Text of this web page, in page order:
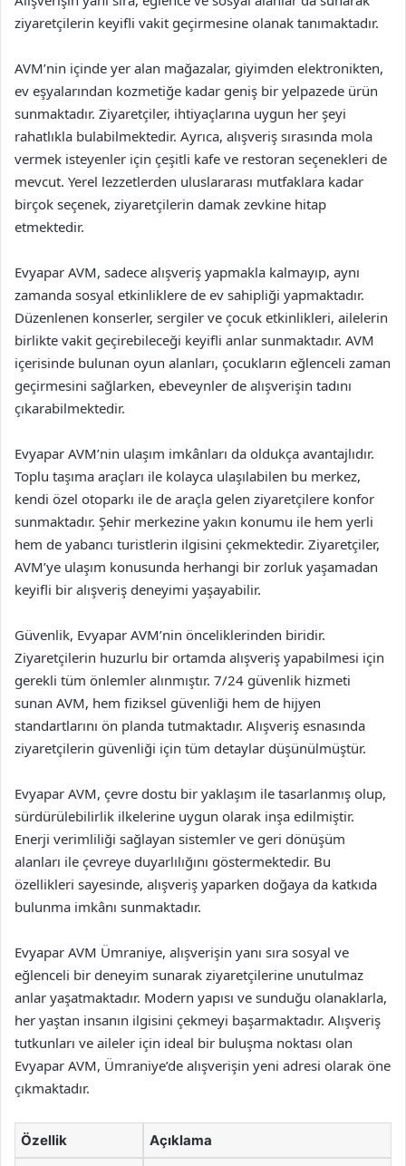
ziyaretçilerin keyifli vakit geçirmesine olanak tanımaktadır.
AVM’nin içinde yer alan mağazalar, giyimden elektronikten,
ev eşyalarından kozmetiğe kadar geniş bir yelpazede ürün
sunmaktadır. Ziyaretçiler, ihtiyaçlarına uygun her şeyi
rahatlıkla bulabilmektedir. Ayrıca, alışveriş sırasında mola
vermek isteyenler için çeşitli kafe ve restoran seçenekleri de
mevcut. Yerel lezzetlerden uluslararası mutfaklara kadar
birçok seçenek, ziyaretçilerin damak zevkine hitap
etmektedir.
Evyapar AVM, sadece alışveriş yapmakla kalmayıp, aynı
zamanda sosyal etkinliklere de ev sahipliği yapmaktadır.
Düzenlenen konserler, sergiler ve çocuk etkinlikleri, ailelerin
birlikte vakit geçirebileceği keyifli anlar sunmaktadır. AVM
içerisinde bulunan oyun alanları, çocukların eğlenceli zaman
geçirmesini sağlarken, ebeveynler de alışverişin tadını
çıkarabilmektedir.
Evyapar AVM’nin ulaşım imkânları da oldukça avantajlıdır.
Toplu taşıma araçları ile kolayca ulaşılabilen bu merkez,
kendi özel otoparkı ile de araçla gelen ziyaretçilere konfor
sunmaktadır. Şehir merkezine yakın konumu ile hem yerli
hem de yabancı turistlerin ilgisini çekmektedir. Ziyaretçiler,
AVM’ye ulaşım konusunda herhangi bir zorluk yaşamadan
keyifli bir alışveriş deneyimi yaşayabilir.
Güvenlik, Evyapar AVM’nin önceliklerinden biridir.
Ziyaretçilerin huzurlu bir ortamda alışveriş yapabilmesi için
gerekli tüm önlemler alınmıştır. 7/24 güvenlik hizmeti
sunan AVM, hem fiziksel güvenliği hem de hijyen
standartlarını ön planda tutmaktadır. Alışveriş esnasında
ziyaretçilerin güvenliği için tüm detaylar düşünülmüştür.
Evyapar AVM, çevre dostu bir yaklaşım ile tasarlanmış olup,
sürdürülebilirlik ilkelerine uygun olarak inşa edilmiştir.
Enerji verimliliği sağlayan sistemler ve geri dönüşüm
alanları ile çevreye duyarlılığını göstermektedir. Bu
özellikleri sayesinde, alışveriş yaparken doğaya da katkıda
bulunma imkânı sunmaktadır.
Evyapar AVM Ümraniye, alışverişin yanı sıra sosyal ve
eğlenceli bir deneyim sunarak ziyaretçilerine unutulmaz
anlar yaşatmaktadır. Modern yapısı ve sunduğu olanaklarla,
her yaştan insanın ilgisini çekmeyi başarmaktadır. Alışveriş
tutkunları ve aileler için ideal bir buluşma noktası olan
Evyapar AVM, Ümraniye’de alışverişin yeni adresi olarak öne
çıkmaktadır.
Özellik Açıklama